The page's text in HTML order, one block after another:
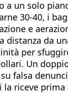
un solo
30-40, i
e
distanza da
per
Un
falsa
riceve